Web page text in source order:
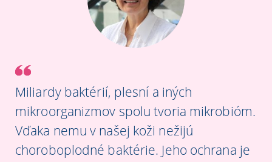
Miliardy baktérií, plesní a iných
mikroorganizmov spolu tvoria mikrobióm.
Vďaka nemu v našej koži nežijú
choroboplodné baktérie. Jeho ochrana je